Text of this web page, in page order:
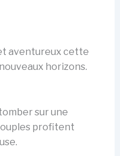
aventureux cette
horizons.
sur une
profitent